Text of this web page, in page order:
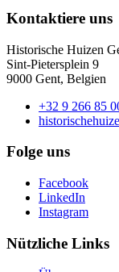
Kontaktiere uns
Historische Huizen
Sint-Pietersplein 9
9000 Gent, Belgien
+32 9 266 85
Folge uns
Facebook
LinkedIn
Instagram
Nützliche Links